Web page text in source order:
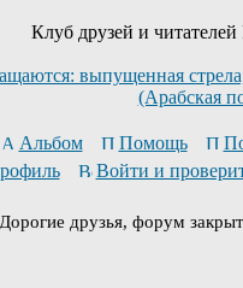
Клуб друзей и
выпущенная
(Арабская
Альбом Помощь
Войти и
Дорогие друзья, форум